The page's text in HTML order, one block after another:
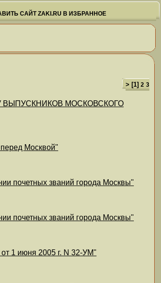
САЙТ ZAKI.RU В ИЗБРАННОЕ
> [1] 2 3
ВЫПУСКНИКОВ МОСКОВСКОГО
Москвой"
почетных званий города Москвы"
почетных званий города Москвы"
1 июня 2005 г. N 32-УМ"